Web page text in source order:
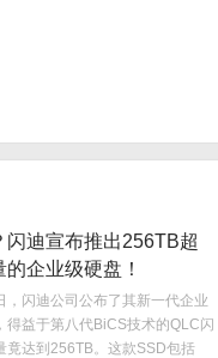
闪迪宣布推出256TB超
的企业级硬盘！
闪迪公司公布了其新一代企业
得益于第八代BiCS技术的QLC闪
竟达到256TB。这款SSD包括